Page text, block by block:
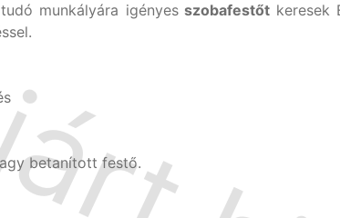
munkályára igényesszobafestőtkeresek
betanított festő.